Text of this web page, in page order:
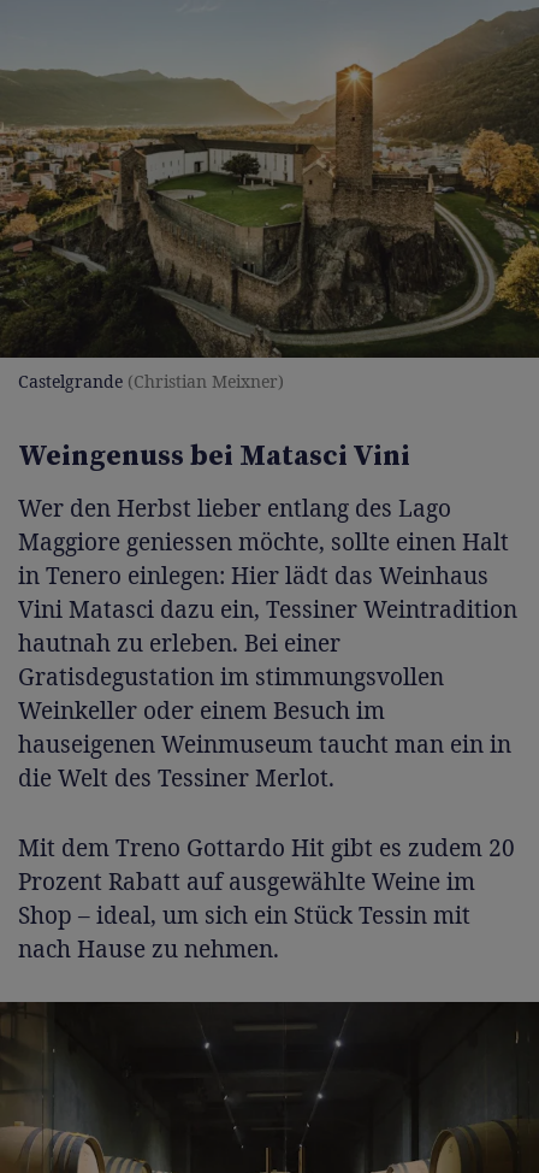
Castelgrande (Christian Meixner)
Weingenuss bei Matasci Vini
Wer den Herbst lieber entlang des Lago
Maggiore geniessen möchte, sollte einen Halt
in Tenero einlegen: Hier lädt das Weinhaus
Vini Matasci dazu ein, Tessiner Weintradition
hautnah zu erleben. Bei einer
Gratisdegustation im stimmungsvollen
Weinkeller oder einem Besuch im
hauseigenen Weinmuseum taucht man ein in
die Welt des Tessiner Merlot.
Mit dem Treno Gottardo Hit gibt es zudem 20
Prozent Rabatt auf ausgewählte Weine im
Shop – ideal, um sich ein Stück Tessin mit
nach Hause zu nehmen.